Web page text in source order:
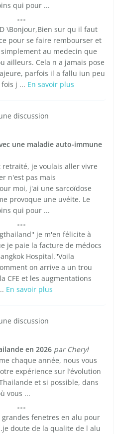
qui pour ...
D \Bonjour,Bien sur qu il faut
pour se faire rembourser et
au medecin que
ailleurs. Cela n a jamais pose
parfois il a fallu iun peu
j ... En savoir plus
discussion
une maladie auto-immune
je voulais aller vivre
n'est pas mais
moi, j'ai une sarcoïdose
provoque une uvéite. Le
qui pour ...
je m'en félicite à
je paie la facture de médocs
Hospital.''Voila
on arrive a un trou
CFE et les augmentations
En savoir plus
discussion
en 2026 par Cheryl
chaque année, nous vous
expérience sur l’évolution
et si possible, dans
vous ...
grandes fenetres en alu pour
doute de la qualite de l alu